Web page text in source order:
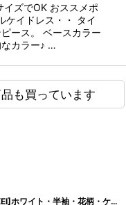
イズでOK おススメポ
ケイドレス・・ タイ
ース。 ベースカラー
なカラー♪ …
も買っています
[ERUKEI]ホワイト・半袖・花柄・ケミカルレース・スクエアネック・Ａライン・ミディアムドレス・ワンピース[黒木麗奈着用]《送料＆代引き手数料無料》